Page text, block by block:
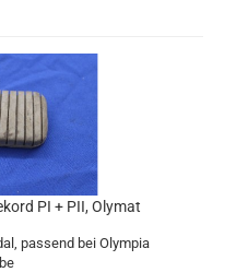
PI + PII, Olymat
passend bei Olympia